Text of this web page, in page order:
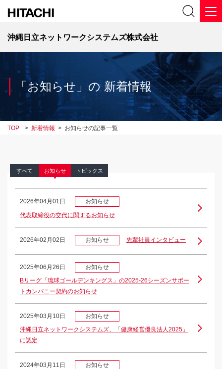
沖縄日立ネットワークシステムズ株式会社
「お知らせ」の 新着情報
TOP > 新着情報 > お知らせの記事一覧
すべて お知らせ トピックス
2026年04月01日
お知らせ
代表取締役の交代に関するお知らせ
2026年02月02日 お知らせ 先輩社員インタビュー
2025年06月26日
お知らせ
Bリーグ「琉球ゴールデンキングス」の2025‐26シーズンサポー
トカンパニー契約のお知らせ
2025年03月10日
お知らせ
沖縄日立ネットワークシステムズ、「健康経営優良法人2025」
に認定
2024年03月11日
お知らせ